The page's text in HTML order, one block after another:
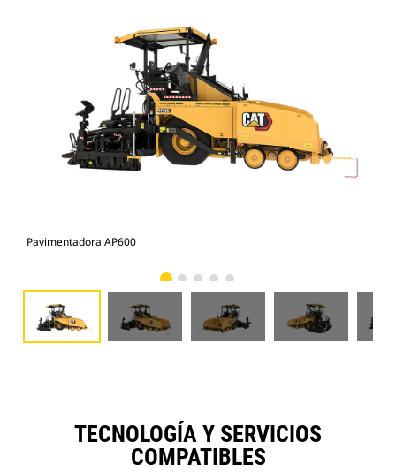
Pavimentadora AP600
TECNOLOGÍA Y SERVICIOS
COMPATIBLES